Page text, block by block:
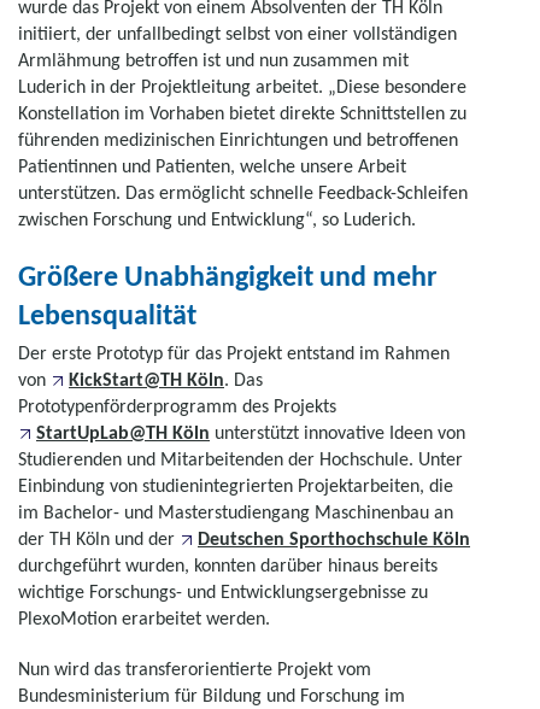
wurde das Projekt von einem Absolventen der TH Köln
initiiert, der unfallbedingt selbst von einer vollständigen
Armlähmung betroffen ist und nun zusammen mit
Luderich in der Projektleitung arbeitet. „Diese besondere
Konstellation im Vorhaben bietet direkte Schnittstellen zu
führenden medizinischen Einrichtungen und betroffenen
Patientinnen und Patienten, welche unsere Arbeit
unterstützen. Das ermöglicht schnelle Feedback-Schleifen
zwischen Forschung und Entwicklung“, so Luderich.
Größere Unabhängigkeit und mehr
Lebensqualität
Der erste Prototyp für das Projekt entstand im Rahmen
von
KickStart@TH Köln. Das
Prototypenförderprogramm des Projekts
StartUpLab@TH Köln unterstützt innovative Ideen von
Studierenden und Mitarbeitenden der Hochschule. Unter
Einbindung von studienintegrierten Projektarbeiten, die
im Bachelor- und Masterstudiengang Maschinenbau an
der TH Köln und der
Deutschen Sporthochschule Köln
durchgeführt wurden, konnten darüber hinaus bereits
wichtige Forschungs- und Entwicklungsergebnisse zu
PlexoMotion erarbeitet werden.
Nun wird das transferorientierte Projekt vom
Bundesministerium für Bildung und Forschung im